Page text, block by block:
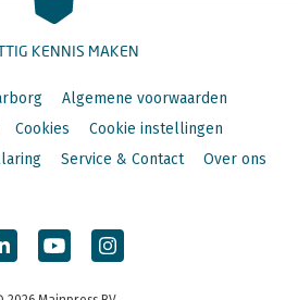
KENNIS MAKEN
Algemene voorwaarden
Cookies
Cookie instellingen
Service & Contact Over ons